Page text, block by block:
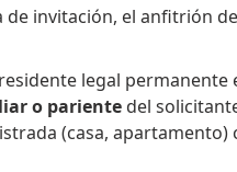
de invitación, el anfitrión
legal permanente
o pariente del
(casa,